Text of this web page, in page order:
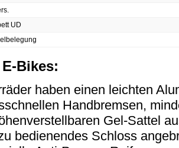
UD
Bikes:
haben einen leichten
Handbremsen,
Gel-Sattel
bedienendes Schloss